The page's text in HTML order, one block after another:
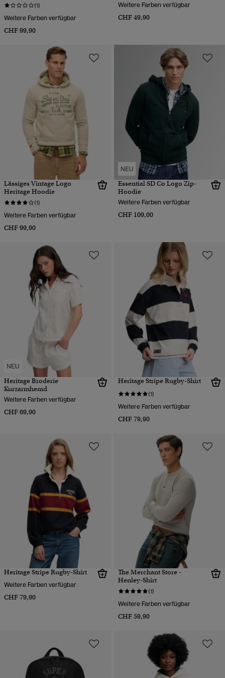
(1)
Weitere Farben verfügbar
CHF 99,90
Weitere Farben verfügbar
CHF 49,90
Lässiges Vintage Logo
Heritage Hoodie
(1)
Weitere Farben verfügbar
CHF 99,90
NEU
Essential SD Co Logo Zip-
Hoodie
Weitere Farben verfügbar
CHF 109,00
NEU
Heritage Broderie
Kurzarmhemd
Weitere Farben verfügbar
CHF 69,90
Heritage Stripe Rugby-Shirt
(1)
Weitere Farben verfügbar
CHF 79,90
Heritage Stripe Rugby-Shirt
Weitere Farben verfügbar
CHF 79,90
The Merchant Store -
Henley-Shirt
(1)
Weitere Farben verfügbar
CHF 59,90